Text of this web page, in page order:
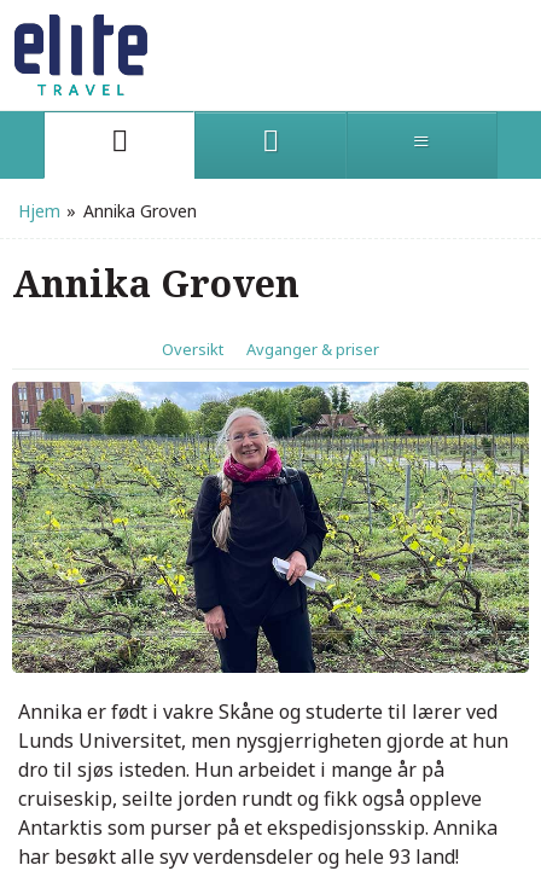
Hjem » Annika Groven
Annika Groven
Oversikt Avganger & priser
Annika er født i vakre Skåne og studerte til lærer ved
Lunds Universitet, men nysgjerrigheten gjorde at hun
dro til sjøs isteden. Hun arbeidet i mange år på
cruiseskip, seilte jorden rundt og fikk også oppleve
Antarktis som purser på et ekspedisjonsskip. Annika
har besøkt alle syv verdensdeler og hele 93 land!